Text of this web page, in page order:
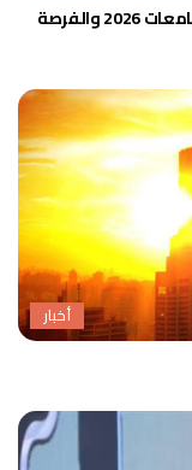
اليوم.. غلق باب المرحلة الأولى من تنسيق الجامعات 2026 والفرصة
أخبار